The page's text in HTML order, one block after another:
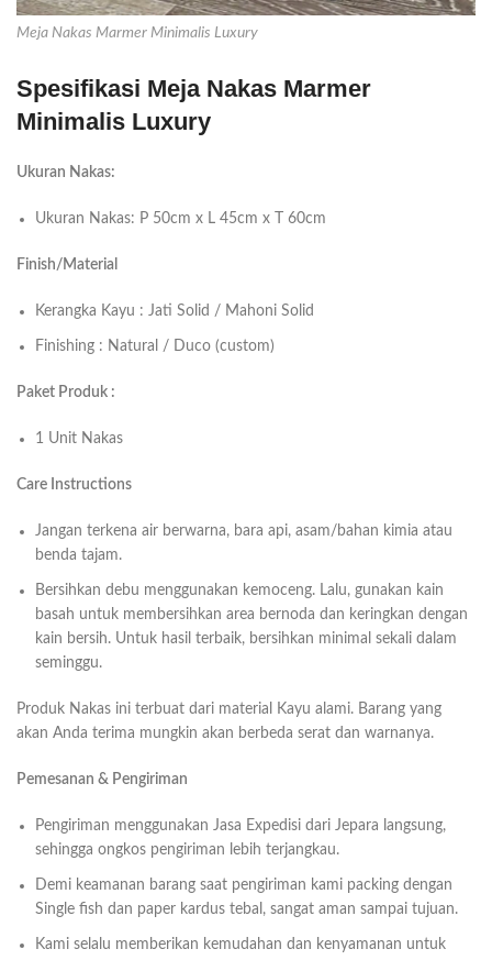
Meja Nakas Marmer Minimalis Luxury
Spesifikasi Meja Nakas Marmer
Minimalis Luxury
Ukuran Nakas:
Ukuran Nakas: P 50cm x L 45cm x T 60cm
Finish/Material
Kerangka Kayu : Jati Solid / Mahoni Solid
Finishing : Natural / Duco (custom)
Paket Produk :
1 Unit Nakas
Care Instructions
Jangan terkena air berwarna, bara api, asam/bahan kimia atau
benda tajam.
Bersihkan debu menggunakan kemoceng. Lalu, gunakan kain
basah untuk membersihkan area bernoda dan keringkan dengan
kain bersih. Untuk hasil terbaik, bersihkan minimal sekali dalam
seminggu.
Produk Nakas ini terbuat dari material Kayu alami. Barang yang
akan Anda terima mungkin akan berbeda serat dan warnanya.
Pemesanan & Pengiriman
Pengiriman menggunakan Jasa Expedisi dari Jepara langsung,
sehingga ongkos pengiriman lebih terjangkau.
Demi keamanan barang saat pengiriman kami packing dengan
Single fish dan paper kardus tebal, sangat aman sampai tujuan.
Kami selalu memberikan kemudahan dan kenyamanan untuk